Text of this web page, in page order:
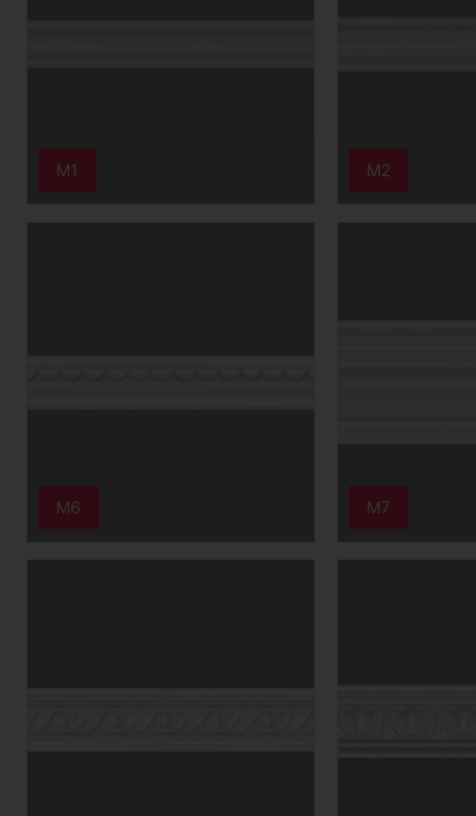
M1 M2
M6 M7